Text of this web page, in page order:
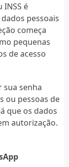
é
pessoais
começa
pequenas
de acesso
sua senha
ou pessoas de
que os dados
autorização.